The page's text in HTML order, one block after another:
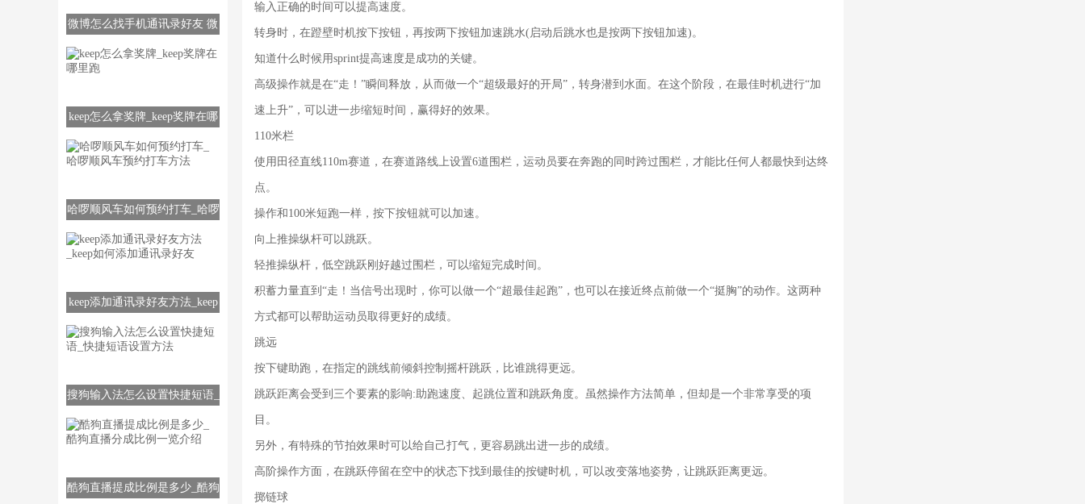
微博怎么找手机通讯录好友 微
keep怎么拿奖牌_keep奖牌在哪
哈啰顺风车如何预约打车_哈啰
keep添加通讯录好友方法_keep
搜狗输入法怎么设置快捷短语_
酷狗直播提成比例是多少_酷狗
输入正确的时间可以提高速度。
转身时，在蹬壁时机按下按钮，再按两下按钮加速跳水(启动后跳水也是按两下按钮加速)。
知道什么时候用sprint提高速度是成功的关键。
高级操作就是在“走！”瞬间释放，从而做一个“超级最好的开局”，转身潜到水面。在这个阶段，在最佳时机进行“加
速上升”，可以进一步缩短时间，赢得好的效果。
110米栏
使用田径直线110m赛道，在赛道路线上设置6道围栏，运动员要在奔跑的同时跨过围栏，才能比任何人都最快到达终
点。
操作和100米短跑一样，按下按钮就可以加速。
向上推操纵杆可以跳跃。
轻推操纵杆，低空跳跃刚好越过围栏，可以缩短完成时间。
积蓄力量直到“走！当信号出现时，你可以做一个“超最佳起跑”，也可以在接近终点前做一个“挺胸”的动作。这两种
方式都可以帮助运动员取得更好的成绩。
跳远
按下键助跑，在指定的跳线前倾斜控制摇杆跳跃，比谁跳得更远。
跳跃距离会受到三个要素的影响:助跑速度、起跳位置和跳跃角度。虽然操作方法简单，但却是一个非常享受的项
目。
另外，有特殊的节拍效果时可以给自己打气，更容易跳出进一步的成绩。
高阶操作方面，在跳跃停留在空中的状态下找到最佳的按键时机，可以改变落地姿势，让跳跃距离更远。
掷链球